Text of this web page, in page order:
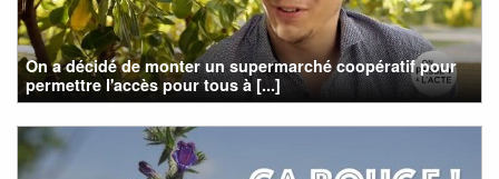
On a décidé de monter un supermarché coopératif pour
permettre l'accès pour tous à [...]